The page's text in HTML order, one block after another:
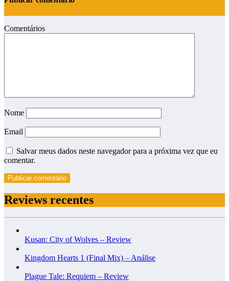
Comentários
Nome
Email
Salvar meus dados neste navegador para a próxima vez que eu
comentar.
Reviews recentes
Kusan: City of Wolves – Review
Kingdom Hearts 1 (Final Mix) – Análise
Plague Tale: Requiem – Review